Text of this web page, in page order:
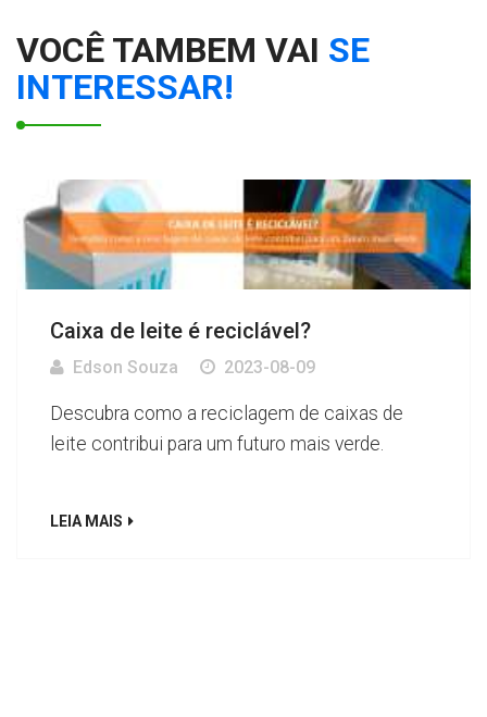
VOCÊ TAMBEM VAI SE
INTERESSAR!
Caixa de leite é reciclável?
Edson Souza 2023-08-09
Descubra como a reciclagem de caixas de
leite contribui para um futuro mais verde.
LEIA MAIS